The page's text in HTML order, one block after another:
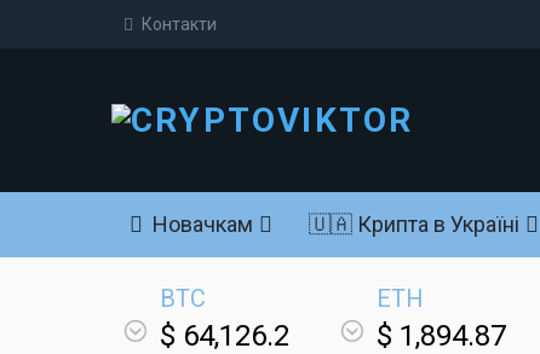
Контакти
Новачкам 🇺🇦 Крипта в Україні
BTC
$ 64,126.2
ETH
$ 1,894.87